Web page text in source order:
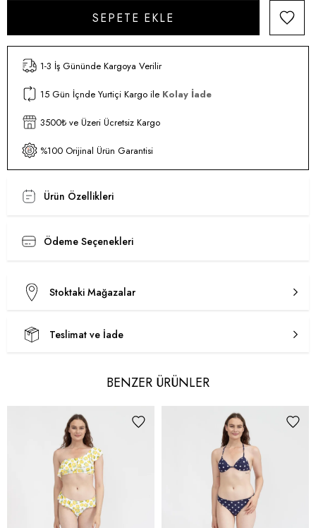
1-3 İş Gününde Kargoya Verilir
15 Gün İçnde Yurtiçi Kargo ile Kolay İade
3500₺ ve Üzeri Ücretsiz Kargo
%100 Orijinal Ürün Garantisi
Ürün Özellikleri
Ödeme Seçenekleri
Stoktaki Mağazalar
Teslimat ve İade
BENZER ÜRÜNLER